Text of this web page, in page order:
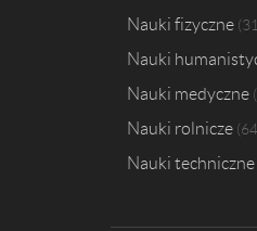
Nauki fizyczne
Nauki
Nauki medyczne
Nauki rolnicze
Nauki techniczne